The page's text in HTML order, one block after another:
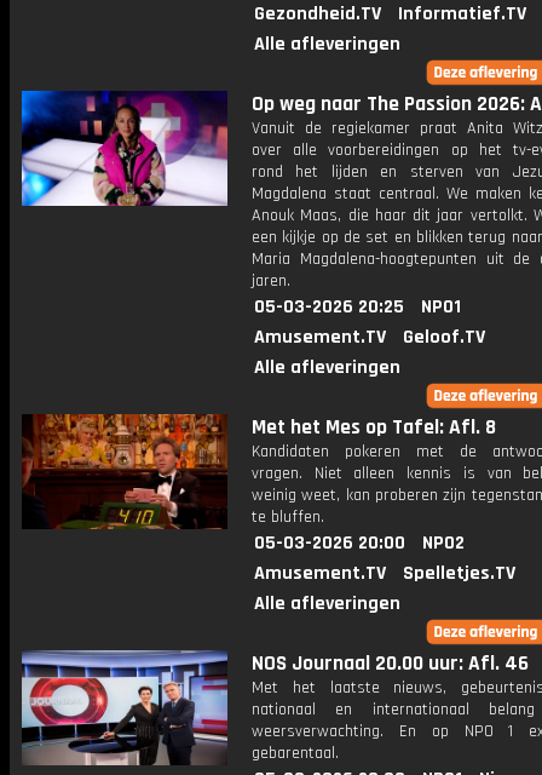
Gezondheid.TV
Informatief.TV
Alle afleveringen
Op weg naar The Passion 2026:
Vanuit de regiekamer praat Anita
over alle voorbereidingen op het tv-
rond het lijden en sterven van
Magdalena staat centraal. We maken
Anouk Maas, die haar dit jaar vertolkt.
een kijkje op de set en blikken terug
Maria Magdalena-hoogtepunten uit de
jaren.
05-03-2026 20:25
NPO1
Amusement.TV
Geloof.TV
Alle afleveringen
Met het Mes op Tafel: Afl. 8
Kandidaten pokeren met de
vragen. Niet alleen kennis is van
weinig weet, kan proberen zijn
te bluffen.
05-03-2026 20:00
NPO2
Amusement.TV
Spelletjes.TV
Alle afleveringen
NOS Journaal 20.00 uur: Afl. 46
Met het laatste nieuws,
nationaal en internationaal
weersverwachting. En op NPO 1
gebarentaal.